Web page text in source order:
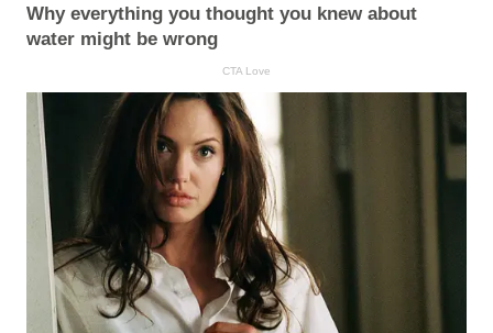
Why everything you thought you knew about
water might be wrong
CTA Love